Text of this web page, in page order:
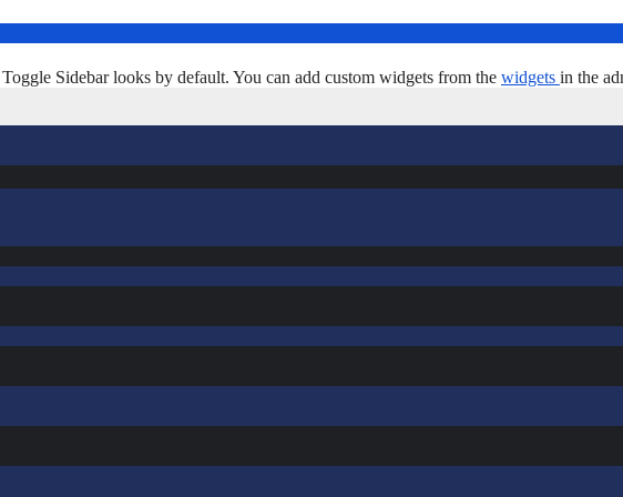
Sidebar looks by default. You can add custom widgets from the widgets in the